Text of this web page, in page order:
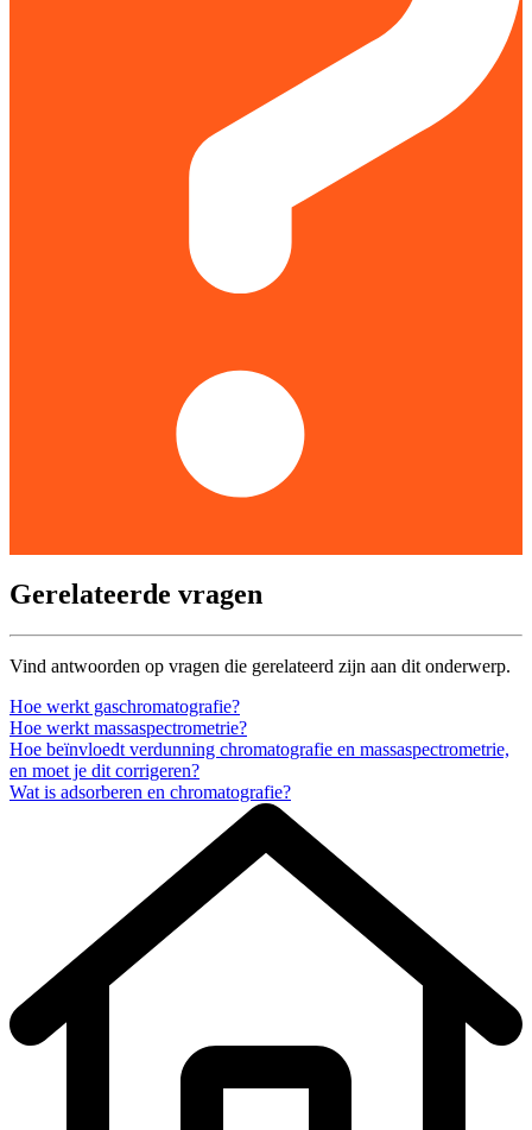
Gerelateerde vragen
Vind antwoorden op vragen die gerelateerd zijn aan dit onderwerp.
Hoe werkt gaschromatografie?
Hoe werkt massaspectrometrie?
Hoe beïnvloedt verdunning chromatografie en massaspectrometrie,
en moet je dit corrigeren?
Wat is adsorberen en chromatografie?